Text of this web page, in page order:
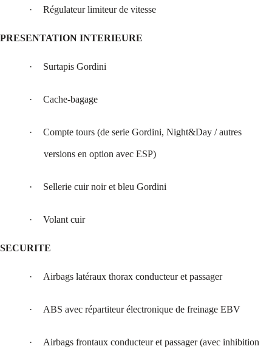
· Régulateur limiteur de vitesse
PRESENTATION INTERIEURE
· Surtapis Gordini
· Cache-bagage
· Compte tours (de serie Gordini, Night&Day / autres
versions en option avec ESP)
· Sellerie cuir noir et bleu Gordini
· Volant cuir
SECURITE
· Airbags latéraux thorax conducteur et passager
· ABS avec répartiteur électronique de freinage EBV
· Airbags frontaux conducteur et passager (avec inhibition